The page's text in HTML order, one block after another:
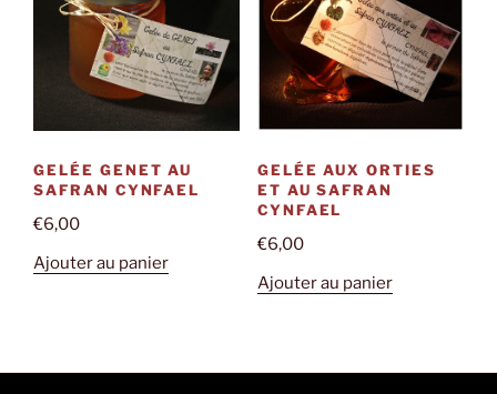
GELÉE GENET AU
SAFRAN CYNFAEL
€6,00
Ajouter au panier
GELÉE AUX ORTIES
ET AU SAFRAN
CYNFAEL
€6,00
Ajouter au panier